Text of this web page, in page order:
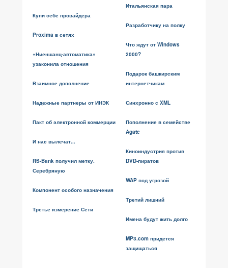
Купи себе провайдера
Proxima в сетях
«Ниеншанц-автоматика»
узаконила отношения
Взаимное дополнение
Надежные партнеры от ИНЭК
Пакт об электронной коммерции
И нас вылечат...
RS-Bank получил метку.
Серебряную
Компонент особого назначения
Третье измерение Сети
Итальянская пара
Разработчику на полку
Что ждут от Windows
2000?
Подарок башкирским
интернетчикам
Синхронно с XML
Пополнение в семействе
Agate
Киноиндустрия против
DVD-пиратов
WAP под угрозой
Третий лишний
Имена будут жить долго
MP3.com придется
защищаться